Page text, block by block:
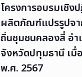
โครงการอบรมเชิง
ผลิตภัณฑ์แปรรูปจ
ถิ่นชุมชนคลองสี่ อำ
จังหวัดปทุมธานี เมื่
พ.ศ. 2567